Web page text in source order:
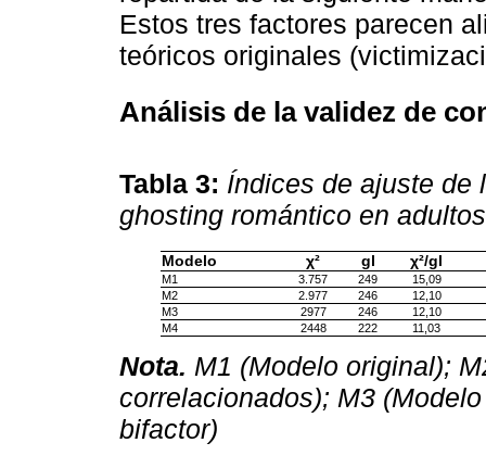
Estos tres factores parecen
teóricos originales
Análisis de la validez de
Tabla 3: Índices de ajuste de
ghosting romántico en
Modelo χ² gl χ²/gl
M1 3.757 249
15,09
M2
2.977 246
12,10
M3
2977 246
12,10
M4
2448 222 11,03
Nota. M1 (Modelo original);
correlacionados); M3
bifactor)